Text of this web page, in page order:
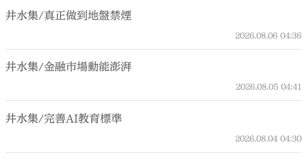
井水集/真正做到地盤禁煙
2026.08.06 04:36
井水集/金融市場動能澎湃
2026.08.05 04:41
井水集/完善AI教育標準
2026.08.04 04:30